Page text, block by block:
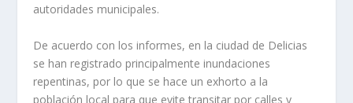
autoridades municipales.
De acuerdo con los informes, en la ciudad de Delicias
se han registrado principalmente inundaciones
repentinas, por lo que se hace un exhorto a la
población local para que evite transitar por calles y